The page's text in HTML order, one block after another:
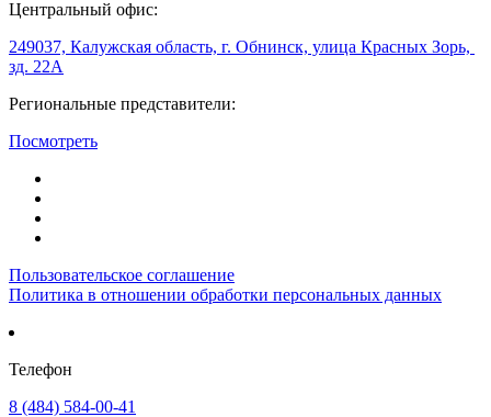
Центральный офис:
249037, Калужская область, г. Обнинск, улица Красных Зорь,
зд. 22А
Региональные представители:
Посмотреть
Пользовательское соглашение
Политика в отношении обработки персональных данных
Телефон
8 (484) 584-00-41